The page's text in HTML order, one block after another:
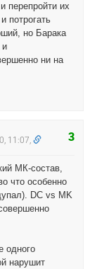
перепройти их
потрогать
но Барака
и
ни на
3
11:07,
МК-состав,
что особенно
DC vs MK
одного
нарушит